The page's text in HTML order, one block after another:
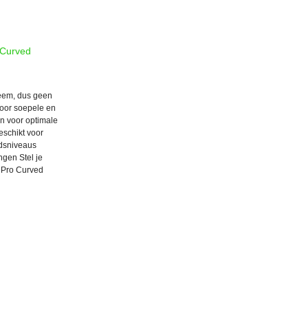
dus geen
soepele en
voor optimale
voor
Stel je
Curved